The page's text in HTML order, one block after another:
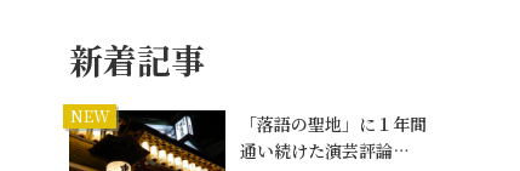
新着記事
NEW
「落語の聖地」に１年間
通い続けた演芸評論…